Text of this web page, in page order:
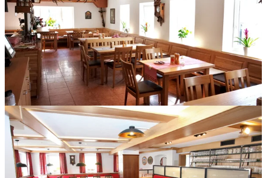
Rustikale Holztöne für einen urigen Charakter in der Alte Post
in Hofstetten.